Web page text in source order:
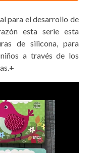
para el desarrollo de
esta serie esta
de silicona, para
a través de los